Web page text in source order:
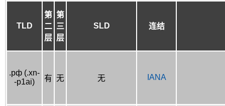
TLD
第
二
层
第
三
层
SLD 连结
.рф (.xn-
-p1ai)
有 无 无 IANA